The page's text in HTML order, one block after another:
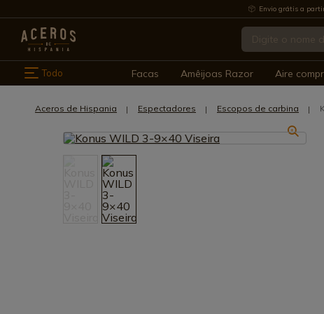
Envio grátis a
Todo Facas Amêijoas Razor Aire
Aceros de Hispania Espectadores Escopos de carbina